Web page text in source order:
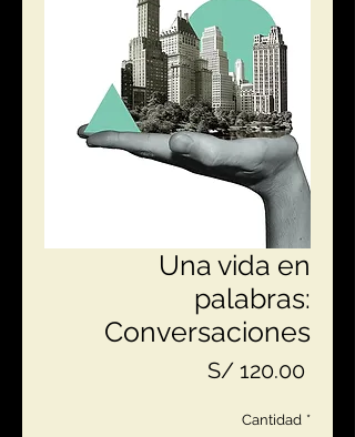
Una vida en
palabras:
Conversaciones
S/ 120.00Precio
Cantidad *